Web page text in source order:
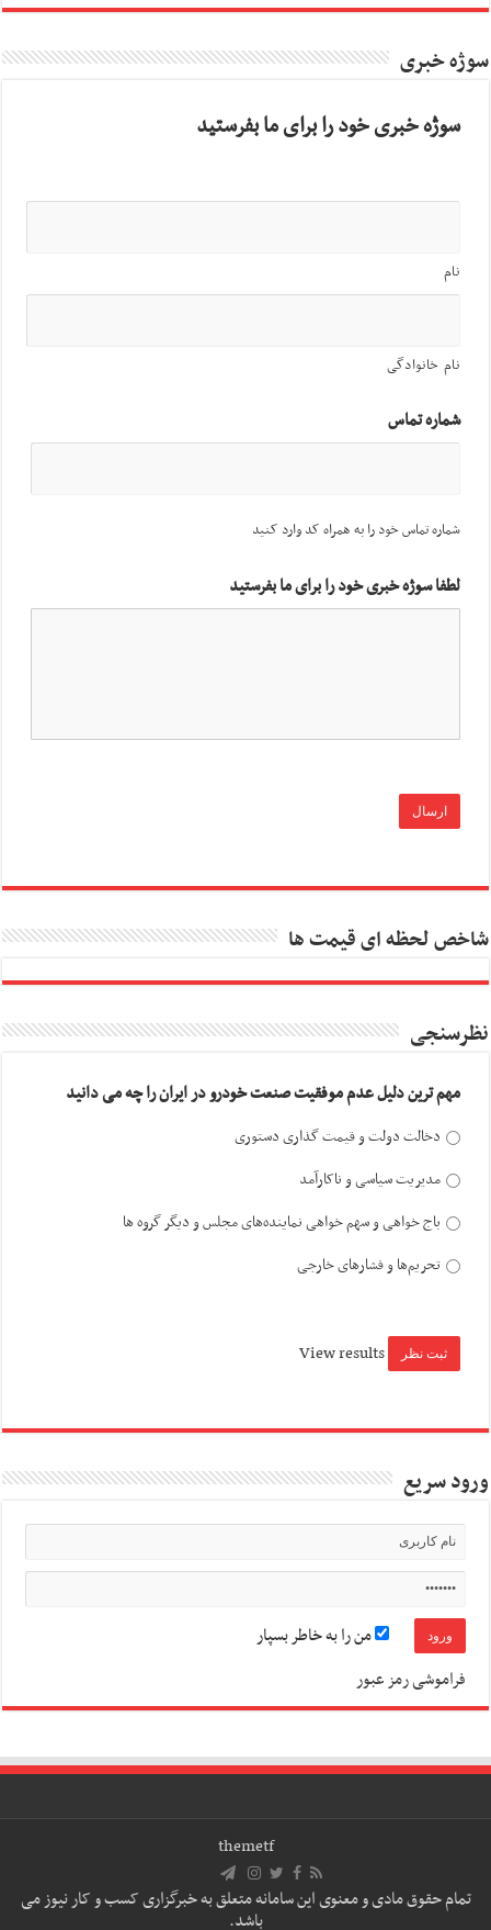
سوژه خبری
سوژه خبری خود را برای ما بفرستید
نام
نام خانوادگی
شماره تماس
شماره تماس خود را به همراه کد وارد کنید
لطفا سوژه خبری خود را برای ما بفرستید
شاخص لحظه ای قیمت ها
نظرسنجی
مهم ترین دلیل عدم موفقیت صنعت خودرو در ایران را چه می دانید
دخالت دولت و قیمت گذاری دستوری
مدیریت سیاسی و ناکارآمد
باج خواهی و سهم خواهی نماینده‌های مجلس و دیگر گروه ها
تحریم‌ها و فشارهای خارجی
View results
ورود سریع
من را به خاطر بسپار
فراموشی رمز عبور
themetf
تمام حقوق مادی و معنوی این سامانه متعلق به خبرگزاری کسب و کار نیوز می
باشد.